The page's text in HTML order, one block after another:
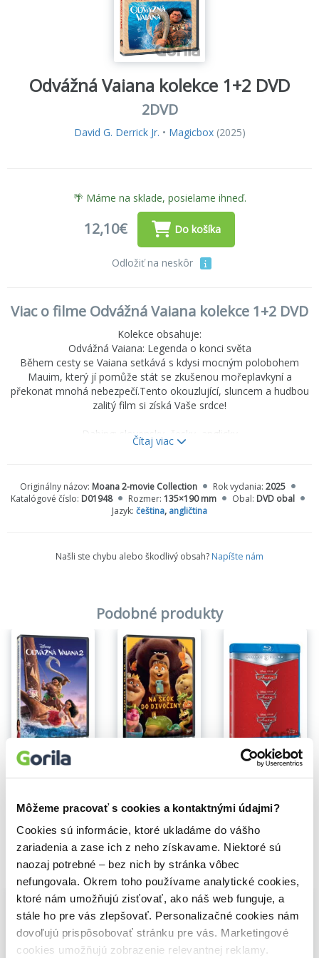
Môžeme pracovať s cookies a kontaktnými údajmi?
Cookies sú informácie, ktoré ukladáme do vášho
zariadenia a zase ich z neho získavame. Niektoré sú
naozaj potrebné – bez nich by stránka vôbec
nefungovala. Okrem toho používame analytické cookies,
ktoré nám umožňujú zisťovať, ako náš web funguje, a
stále ho pre vás zlepšovať. Personalizačné cookies nám
dovoľujú prispôsobovať stránku pre vás. Marketingové
cookies umožňujú zobrazenie relevantnej reklamy.
Odvážná Vaiana kolekce 1+2 DVD
2DVD
David G. Derrick Jr. • Magicbox(2025)
🌴 Máme na sklade, posielame ihneď.
12,10€ Do košíka
Odložiť na neskôr
Viac o filme Odvážná Vaiana kolekce 1+2 DVD
Kolekce obsahuje:
Odvážná Vaiana: Legenda o konci světa
Během cesty se Vaiana setkává s kdysi mocným polobohem
Mauim, který jí pomůže stát se zkušenou mořeplavkyní a
překonat mnohá nebezpečí.Tento okouzlující, sluncem a hudbou
zalitý film si získá Vaše srdce!
Dabing: slovensky, česky, anglicky
se na daleká moře Oceánie a do nebezpečných, dávno
ztracených vod, aby zažila dobrodružství, které se nepodobá
ničemu, čemu kdy čelila.
Čítaj viac
Originálny názov: Moana 2-movie Collection Rok vydania: 2025
Katalógové číslo: D01948 Rozmer: 135×190 mm Obal: DVD obal
Jazyk: čeština, angličtina
Našli ste chybu alebo škodlivý obsah? Napíšte nám
Podobné produkty
6,30€ 11,10€
Na sklade
17,20€
Vybrané pre teba